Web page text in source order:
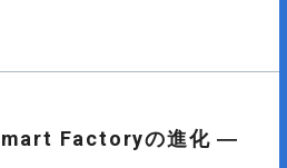
Factoryの進化 ―